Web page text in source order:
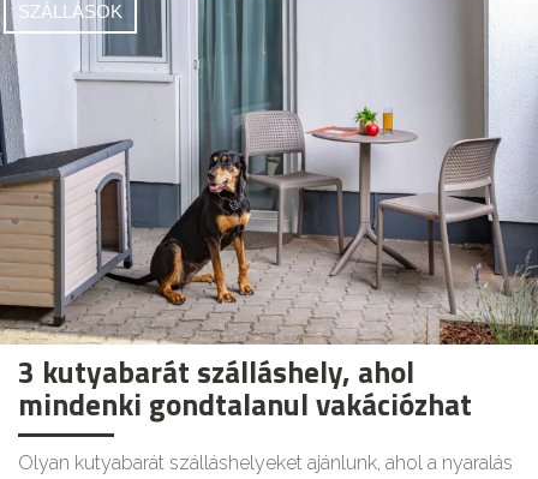
SZÁLLÁSOK
3 kutyabarát szálláshely, ahol
mindenki gondtalanul vakációzhat
Olyan kutyabarát szálláshelyeket ajánlunk, ahol a nyaralás